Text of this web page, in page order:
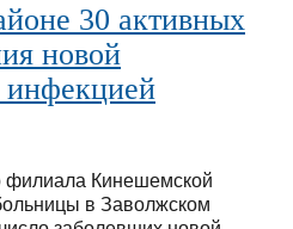
30 активных
новой
инфекцией
филиала Кинешемской
в Заволжском